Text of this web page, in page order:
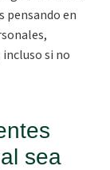
pensando en
incluso si no
sea